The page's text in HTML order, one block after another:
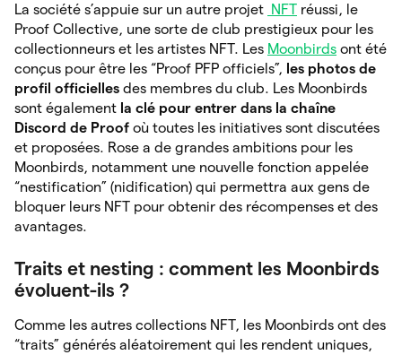
La société s’appuie sur un autre projet NFT réussi, le
Proof Collective, une sorte de club prestigieux pour les
collectionneurs et les artistes NFT. Les Moonbirds ont été
conçus pour être les “Proof PFP officiels”, les photos de
profil officielles des membres du club. Les Moonbirds
sont également la clé pour entrer dans la chaîne
Discord de Proof où toutes les initiatives sont discutées
et proposées. Rose a de grandes ambitions pour les
Moonbirds, notamment une nouvelle fonction appelée
“nestification” (nidification) qui permettra aux gens de
bloquer leurs NFT pour obtenir des récompenses et des
avantages.
Traits et nesting : comment les Moonbirds
évoluent-ils ?
Comme les autres collections NFT, les Moonbirds ont des
“traits” générés aléatoirement qui les rendent uniques,